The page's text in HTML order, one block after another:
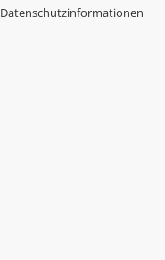
Datenschutzinformationen